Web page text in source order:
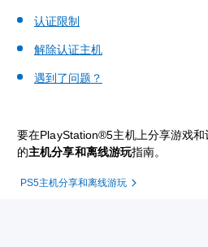
认证限制
解除认证主机
遇到了问题？
要在PlayStation®5主机上分享游戏
的主机分享和离线游玩指南。
PS5主机分享和离线游玩